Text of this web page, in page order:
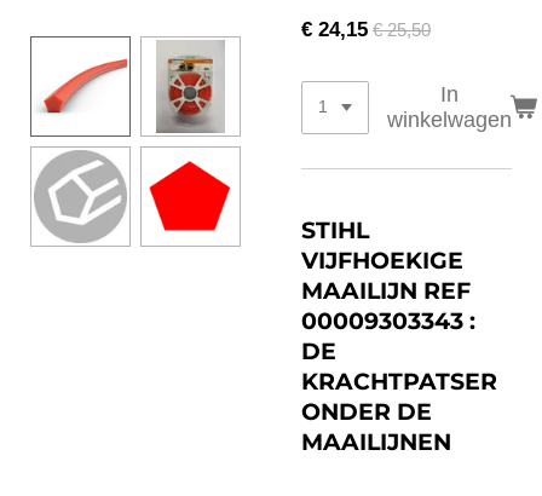
€ 24,15 € 25,50
In
winkelwagen
STIHL
VIJFHOEKIGE
MAAILIJN REF
00009303343 :
DE
KRACHTPATSER
ONDER DE
MAAILIJNEN